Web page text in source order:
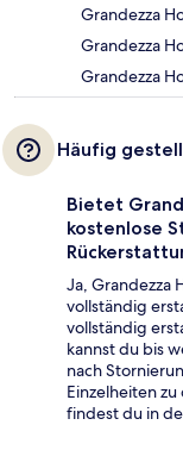
Grandezza
Grandezza
Grandezza
Häufig
Bietet
kostenlose
Ja, Grandezza
vollständig
vollständig
kannst du bis
nach
Einzelheiten
findest du in